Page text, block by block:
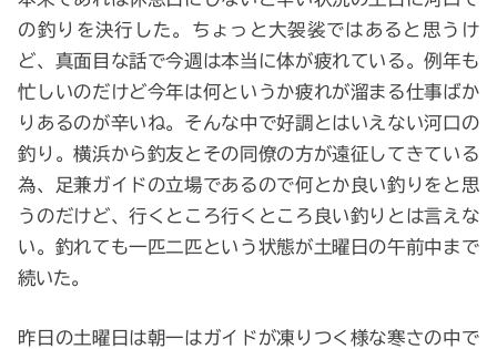
の釣りを決行した。ちょっと大袈裟ではあると思うけ
ど、真面目な話で今週は本当に体が疲れている。例年も
忙しいのだけど今年は何というか疲れが溜まる仕事ばか
りあるのが辛いね。そんな中で好調とはいえない河口の
釣り。横浜から釣友とその同僚の方が遠征してきている
為、足兼ガイドの立場であるので何とか良い釣りをと思
うのだけど、行くところ行くところ良い釣りとは言えな
い。釣れても一匹二匹という状態が土曜日の午前中まで
続いた。
昨日の土曜日は朝一はガイドが凍りつく様な寒さの中で